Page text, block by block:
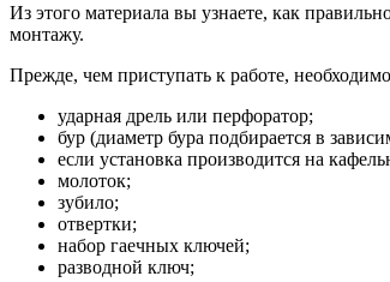
Из этого материала вы узнаете, как
монтажу.
Прежде, чем приступать к работе,
ударная дрель или перфоратор;
бур (диаметр бура подбирается в
если установка производится на
молоток;
зубило;
отвертки;
набор гаечных ключей;
разводной ключ;